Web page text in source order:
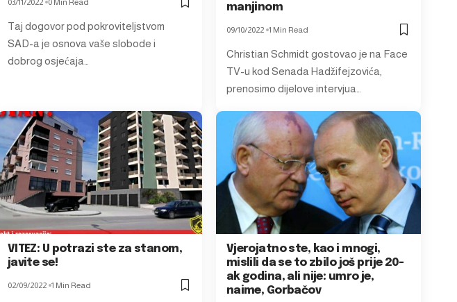
Taj dogovor pod pokroviteljstvom
SAD-a je osnova vaše slobode i
dobrog osjećaja…
manjinom
09/10/2022 1 Min Read
Christian Schmidt gostovao je na Face
TV-u kod Senada Hadžifejzovića,
prenosimo dijelove intervjua…
VITEZ: U potrazi ste za stanom,
javite se!
02/09/2022 1 Min Read
Vjerojatno ste, kao i mnogi,
mislili da se to zbilo još prije 20-
ak godina, ali nije: umro je,
naime, Gorbačov